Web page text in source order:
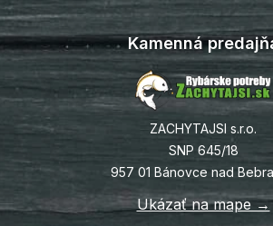
Kamenná
ZACHYTAJSI s.r.o.
SNP 645/18
957 01 Bánovce nad
Ukázať na mape →